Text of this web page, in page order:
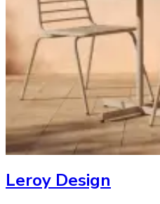
Leroy Design